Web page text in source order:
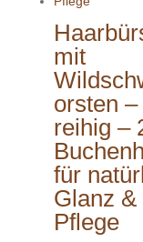
mit
orsten –
reihig –
für
Glanz &
Pflege